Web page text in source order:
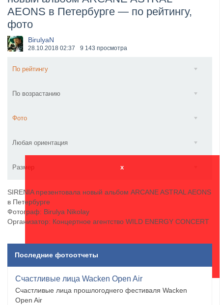
​Anthrax выпустили новый сингл и клип «Everybod...
AEONS в Петербурге — по рейтингу,
фото
BirulyaN
28.10.2018 02:37 9 143 просмотра
По рейтингу
По возрастанию
Фото
Любая ориентация
Размер x
SIRENIA презентовала новый альбом ARCANE ASTRAL AEONS
в Петербурге
Фотограф: Birulya Nikolay
Организатор: Концертное агентство WILD ENERGY CONCERT
Последние фотоотчеты
Счастливые лица Wacken Open Air
Счастливые лица прошлогоднего фестиваля Wacken
Open Air